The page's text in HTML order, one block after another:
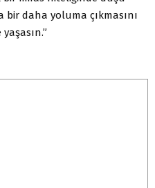
daha yoluma çıkma­sını